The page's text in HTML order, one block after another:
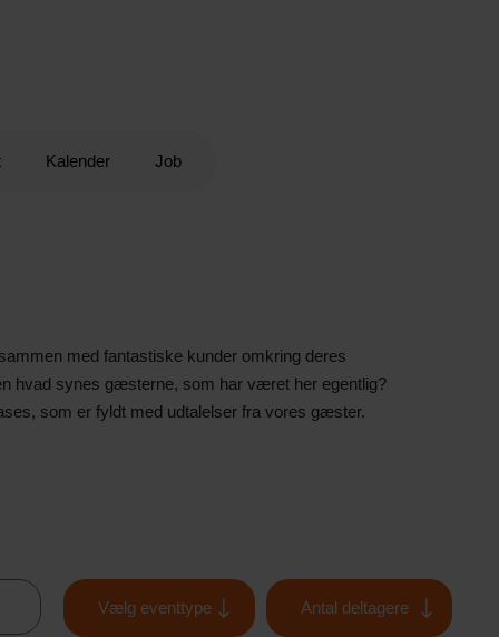
Kalender Job
med fantastiske kunder omkring deres
hvad synes gæsterne, som har været her egentlig?
som er fyldt med udtalelser fra vores gæster.